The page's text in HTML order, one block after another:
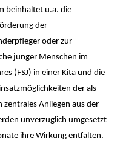
beinhaltet u.a. die
der
oder zur
junger Menschen im
(FSJ) in einer Kita und die
der als
zentrales Anliegen aus der
unverzüglich umgesetzt
ihre Wirkung entfalten.